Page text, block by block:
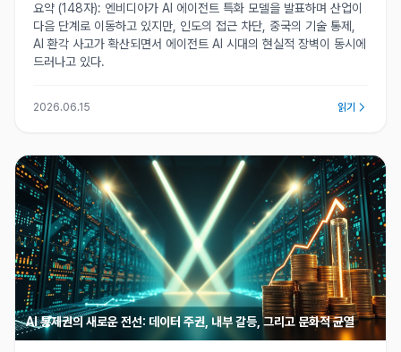
요약 (148자): 엔비디아가 AI 에이전트 특화 모델을 발표하며 산업이
다음 단계로 이동하고 있지만, 인도의 접근 차단, 중국의 기술 통제,
AI 환각 사고가 확산되면서 에이전트 AI 시대의 현실적 장벽이 동시에
드러나고 있다.
2026.06.15 읽기
AI 통제권의 새로운 전선: 데이터 주권, 내부 갈등, 그리고 문화적 균열